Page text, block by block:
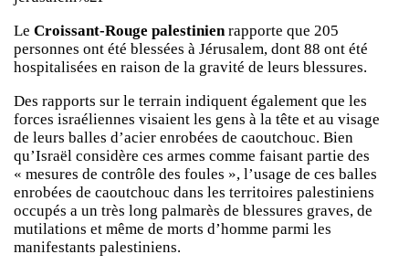
Le Croissant-Rouge palestinienrapporte que 205
personnes ont été blessées à Jérusalem, dont 88 ont été
hospitalisées en raison de la gravité de leurs blessures.
Des rapports sur le terrain indiquent également que les
forces israéliennes visaient les gens à la tête et au visage
de leurs balles d’acier enrobées de caoutchouc. Bien
qu’Israël considère ces armes comme faisant partie des
« mesures de contrôle des foules », l’usage de ces balles
enrobées de caoutchouc dans les territoires palestiniens
occupés a un très long palmarès de blessures graves, de
mutilations et même de morts d’homme parmi les
manifestants palestiniens.